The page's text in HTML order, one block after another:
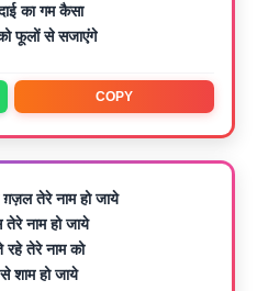
का गम कैसा
फूलों से सजाएंगे
COPY
तेरे नाम हो जाये
नाम हो जाये
रहे तेरे नाम को
शाम हो जाये